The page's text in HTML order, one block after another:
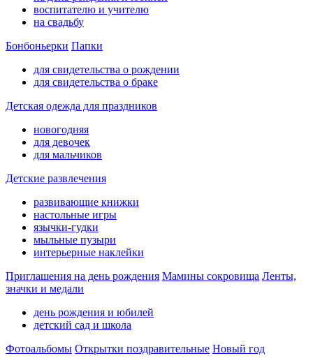
воспитателю и учителю
на свадьбу
Бонбоньерки Папки
для свидетельства о рождении
для свидетельства о браке
Детская одежда для праздников
новогодняя
для девочек
для мальчиков
Детские развлечения
развивающие книжки
настольные игры
язычки-гудки
мыльные пузыри
интерьерные наклейки
Приглашения на день рождения Мамины сокровища Ленты,
значки и медали
день рождения и юбилей
детский сад и школа
Фотоальбомы Открытки поздравительные Новый год